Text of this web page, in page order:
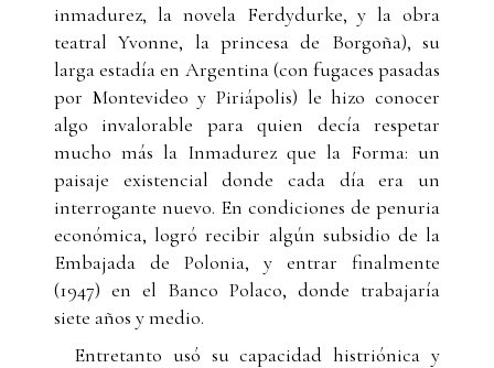
inmadurez, la novela Ferdydurke, y la obra
teatral Yvonne, la princesa de Borgoña), su
larga estadía en Argentina (con fugaces pasadas
por Montevideo y Piriápolis) le hizo conocer
algo invalorable para quien decía respetar
mucho más la Inmadurez que la Forma: un
paisaje existencial donde cada día era un
interrogante nuevo. En condiciones de penuria
económica, logró recibir algún subsidio de la
Embajada de Polonia, y entrar finalmente
(1947) en el Banco Polaco, donde trabajaría
siete años y medio.
Entretanto usó su capacidad histriónica y